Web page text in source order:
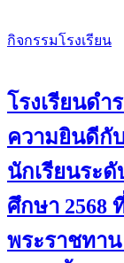
กิจกรรมโรงเรียน
โรงเรียนดำ
ความยินดีกั
นักเรียนระ
ศึกษา 2568
พระราชทาน